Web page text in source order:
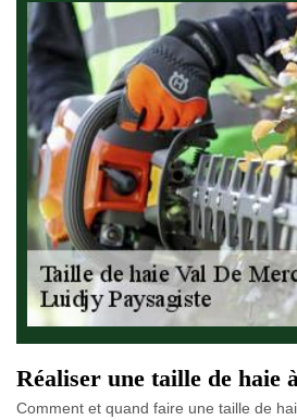
Réaliser une taille de haie
Comment et quand faire une taille de